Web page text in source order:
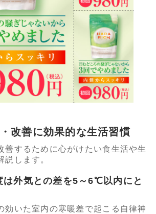
改善に効果的な生活習慣
善するために心がけたい食生活や生
説します。
は外気との差を5～6℃以内にと
効いた室内の寒暖差で起こる自律神